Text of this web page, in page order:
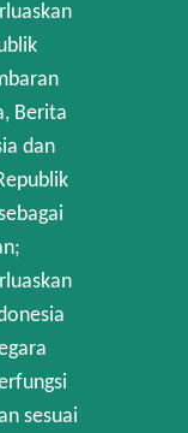
Berita
dan
sesuai